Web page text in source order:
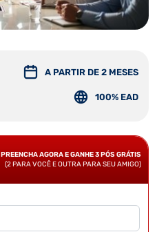
A PARTIR DE 2 MESES
100% EAD
PREENCHA AGORA E GANHE 3 PÓS GRÁTIS
(2 PARA VOCÊ E OUTRA PARA SEU AMIGO)